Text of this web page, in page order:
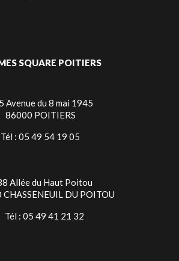
SQUARE POITIERS
Avenue du 8 mai 1945
86000 POITIERS
Tél : 05 49 54 19 05
Allée du Haut Poitou
DU POITOU
Tél : 05 49 41 21 32